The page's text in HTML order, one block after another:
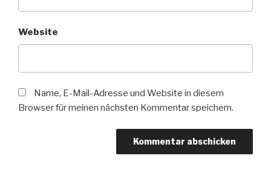
Website
Name, E-Mail-Adresse und Website in diesem
Browser für meinen nächsten Kommentar speichern.